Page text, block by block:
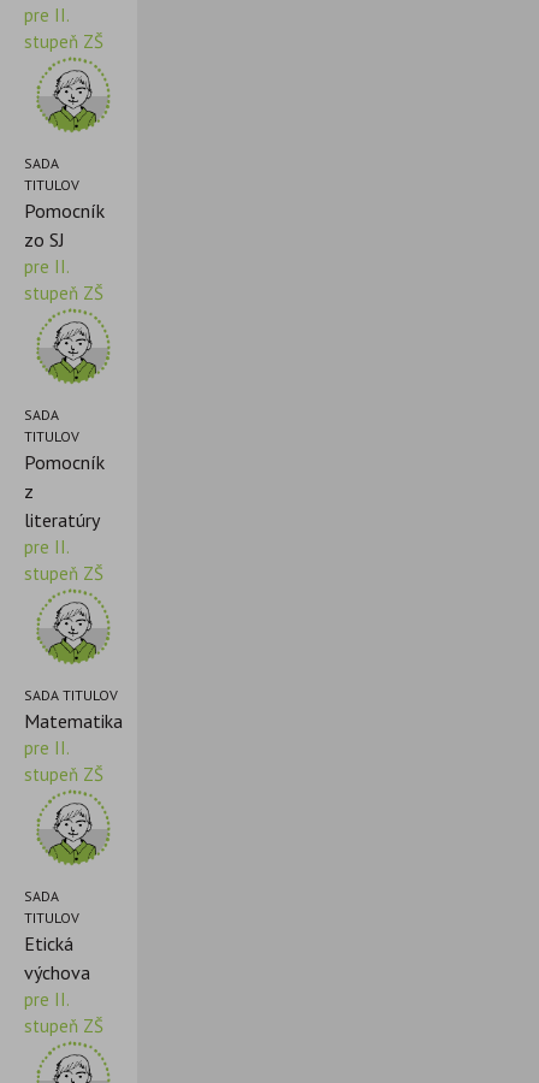
pre II.
stupeň ZŠ
SADA
TITULOV
Pomocník
zo SJ
pre II.
stupeň ZŠ
SADA
TITULOV
Pomocník
z
literatúry
pre II.
stupeň ZŠ
SADA TITULOV
Matematika
pre II.
stupeň ZŠ
SADA
TITULOV
Etická
výchova
pre II.
stupeň ZŠ